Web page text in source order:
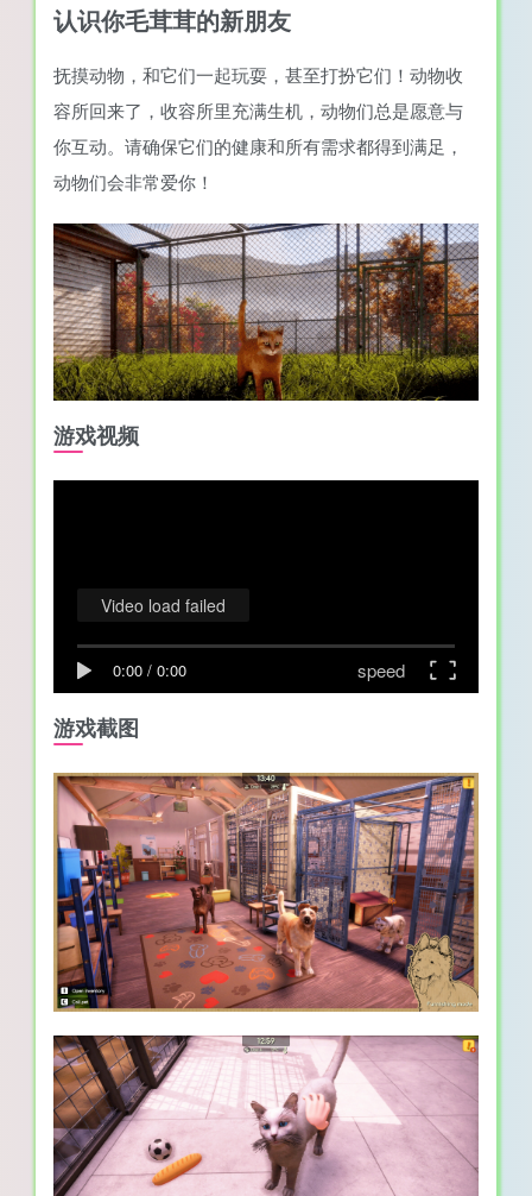
认识你毛茸茸的新朋友
抚摸动物，和它们一起玩耍，甚至打扮它们！动物收
容所回来了，收容所里充满生机，动物们总是愿意与
你互动。请确保它们的健康和所有需求都得到满足，
动物们会非常爱你！
游戏视频
0:00 / 0:00 speed
Video load failed
游戏截图